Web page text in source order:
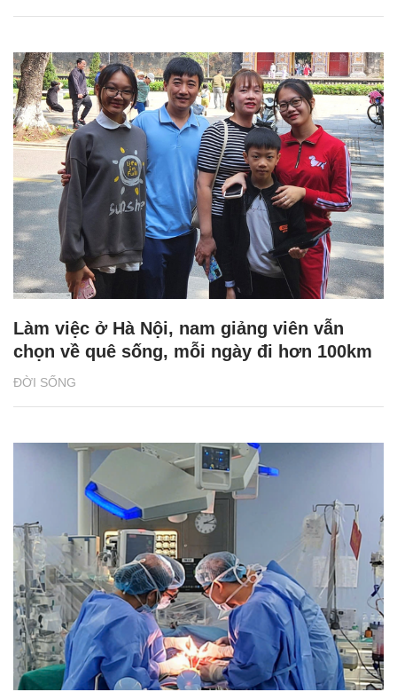
ĐỜI SỐNG
Làm việc ở Hà Nội, nam giảng viên vẫn
chọn về quê sống, mỗi ngày đi hơn 100km